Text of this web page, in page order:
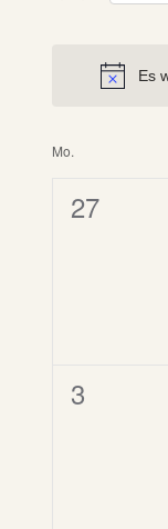
Es
Kalender
von
Mo.
0
27
0
3